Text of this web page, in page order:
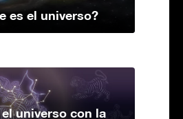
es el universo?
el universo con la